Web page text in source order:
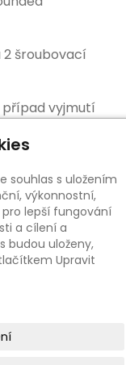
2 šroubovací
vyjmutí
pro případ
souhlas s uložením
výkonnostní,
lepší fungování
a cílení a
budou uloženy,
Upravit